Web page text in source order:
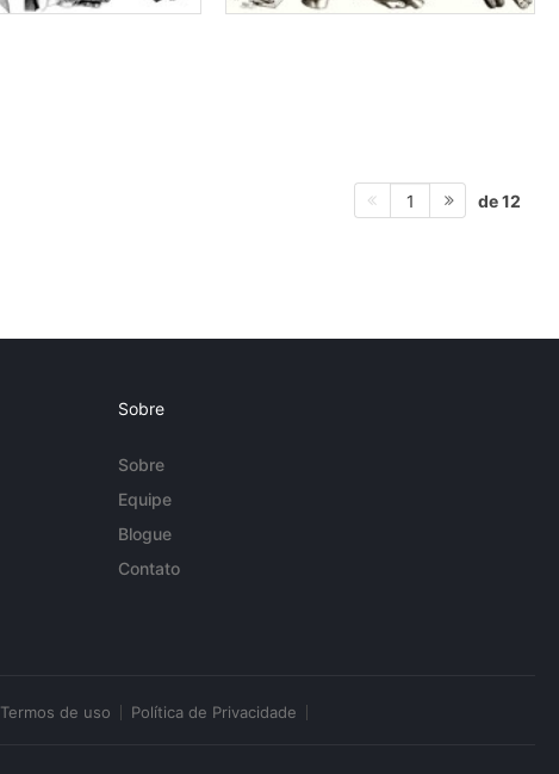
1 de 12
Sobre
Sobre
Equipe
Blogue
Contato
Termos de uso Política de Privacidade